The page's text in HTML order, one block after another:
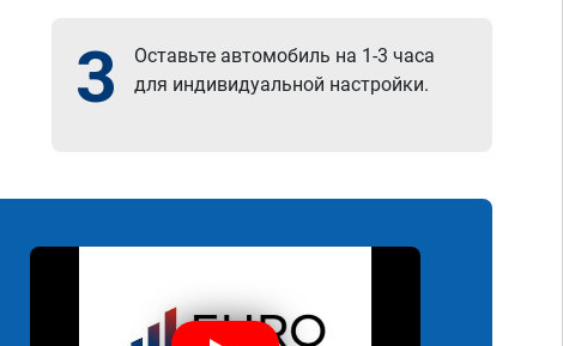
3
Оставьте автомобиль на 1-3 часа
для индивидуальной настройки.